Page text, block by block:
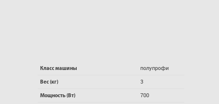
Класс машины полупрофи
Вес (кг) 3
Мощность (Вт) 700